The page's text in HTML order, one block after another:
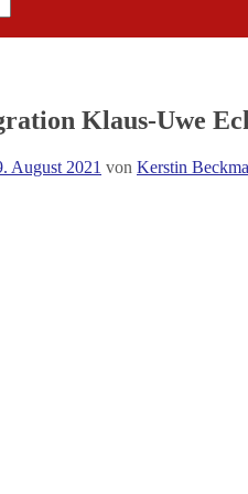
Klaus-Uwe
August 2021 von Kerstin